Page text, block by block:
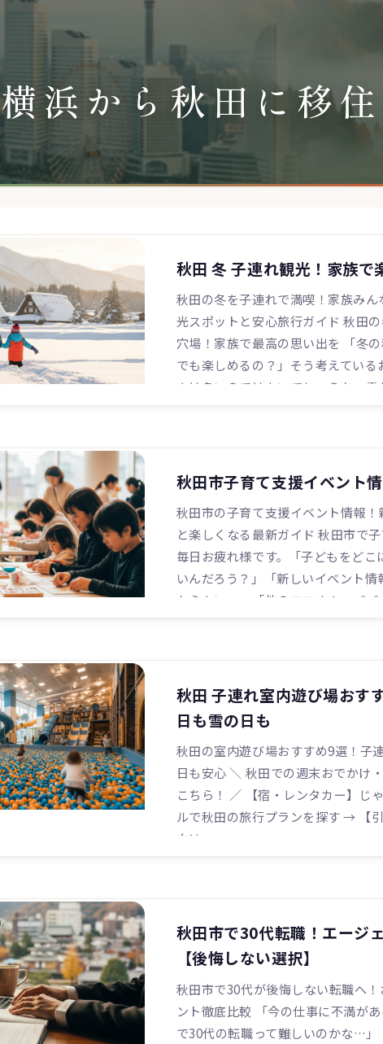
横浜から秋田に移
秋田 冬 子連れ観光！家族で
秋田の冬を子連れで満喫！家族み
光スポットと安心旅行ガイド 秋田
穴場！家族で最高の思い出を 「冬
でも楽しめるの？」そう考えている
んは多いのではないでしょうか。雪
秋田市子育て支援イベント
秋田市の子育て支援イベント情報！
と楽しくなる最新ガイド 秋田市で子
毎日お疲れ様です。「子どもをどこ
いんだろう？」「新しいイベント情
からない…」「他のママさん・パパ
秋田 子連れ室内遊び場おす
日も雪の日も
秋田の室内遊び場おすすめ9選！子
日も安心 ＼ 秋田での週末おでかけ
こちら！ ／ 【宿・レンタカー】じ
ルで秋田の旅行プランを探す → 【
向け...
秋田市で30代転職！エージ
【後悔しない選択】
秋田市で30代が後悔しない転職へ
ント徹底比較 「今の仕事に不満が
で30代の転職って難しいのかな…」